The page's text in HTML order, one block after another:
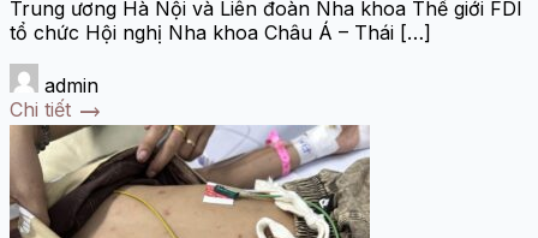
Trung ương Hà Nội và Liên đoàn Nha khoa Thế giới FDI
tổ chức Hội nghị Nha khoa Châu Á – Thái […]
admin
Chi tiết trending_flat